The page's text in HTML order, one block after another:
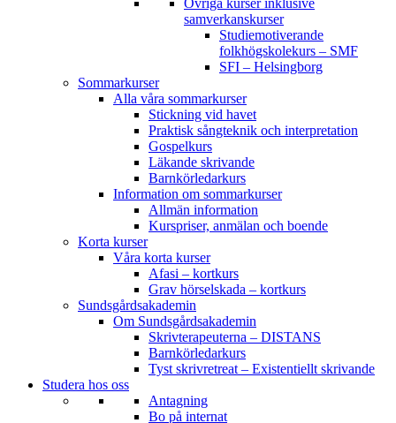
Övriga kurser inklusive
samverkanskurser
Studiemotiverande
folkhögskolekurs – SMF
SFI – Helsingborg
Sommarkurser
Alla våra sommarkurser
Stickning vid havet
Praktisk sångteknik och interpretation
Gospelkurs
Läkande skrivande
Barnkörledarkurs
Information om sommarkurser
Allmän information
Kurspriser, anmälan och boende
Korta kurser
Våra korta kurser
Afasi – kortkurs
Grav hörselskada – kortkurs
Sundsgårdsakademin
Om Sundsgårdsakademin
Skrivterapeuterna – DISTANS
Barnkörledarkurs
Tyst skrivretreat – Existentiellt skrivande
Studera hos oss
Antagning
Bo på internat